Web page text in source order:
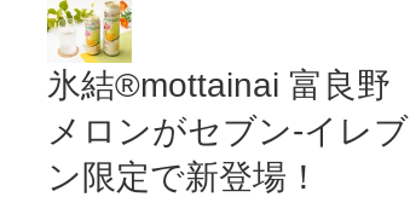
氷結®mottainai 富良野
メロンがセブン‐イレブ
ン限定で新登場！